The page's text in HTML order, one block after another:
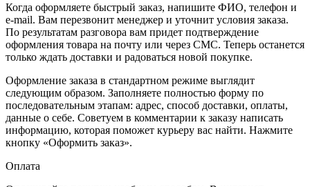
Когда оформляете быстрый заказ, напишите ФИО, телефон и
e-mail. Вам перезвонит менеджер и уточнит условия заказа.
По результатам разговора вам придет подтверждение
оформления товара на почту или через СМС. Теперь останется
только ждать доставки и радоваться новой покупке.
Оформление заказа в стандартном режиме выглядит
следующим образом. Заполняете полностью форму по
последовательным этапам: адрес, способ доставки, оплаты,
данные о себе. Советуем в комментарии к заказу написать
информацию, которая поможет курьеру вас найти. Нажмите
кнопку «Оформить заказ».
Оплата